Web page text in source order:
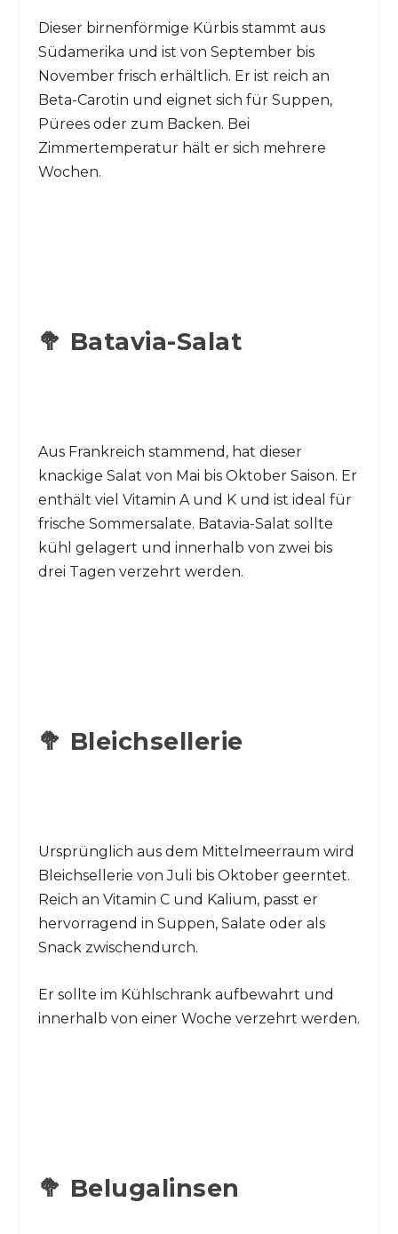
Dieser birnenförmige Kürbis stammt aus
Südamerika und ist von September bis
November frisch erhältlich. Er ist reich an
Beta-Carotin und eignet sich für Suppen,
Pürees oder zum Backen. Bei
Zimmertemperatur hält er sich mehrere
Wochen.
🥦 Batavia-Salat
Aus Frankreich stammend, hat dieser
knackige Salat von Mai bis Oktober Saison. Er
enthält viel Vitamin A und K und ist ideal für
frische Sommersalate. Batavia-Salat sollte
kühl gelagert und innerhalb von zwei bis
drei Tagen verzehrt werden.
🥦 Bleichsellerie
Ursprünglich aus dem Mittelmeerraum wird
Bleichsellerie von Juli bis Oktober geerntet.
Reich an Vitamin C und Kalium, passt er
hervorragend in Suppen, Salate oder als
Snack zwischendurch.
Er sollte im Kühlschrank aufbewahrt und
innerhalb von einer Woche verzehrt werden.
🥦 Belugalinsen